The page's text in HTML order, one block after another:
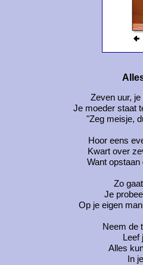
Zeven uur,
Je moeder staat
"Zeg meisje,
Hoor eens
Kwart over
Want opstaan
Zo
Je
Op je eigen
Neem de
Leef
Alles
In